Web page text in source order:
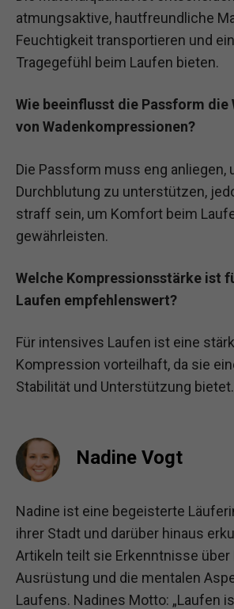
atmungsaktive, hautfreundliche
Feuchtigkeit transportieren und
Tragegefühl beim Laufen bieten.
Wie beeinflusst die Passform die
von Wadenkompressionen?
Die Passform muss eng anliegen,
Durchblutung zu unterstützen,
straff sein, um Komfort beim
gewährleisten.
Welche Kompressionsstärke ist
Laufen empfehlenswert?
Für intensives Laufen ist eine
Kompression vorteilhaft, da sie
Stabilität und Unterstützung bietet.
Nadine Vogt
Nadine ist eine begeisterte
ihrer Stadt und darüber hinaus
Artikeln teilt sie Erkenntnisse
Ausrüstung und die mentalen
Laufens. Nadines Motto: „Laufen